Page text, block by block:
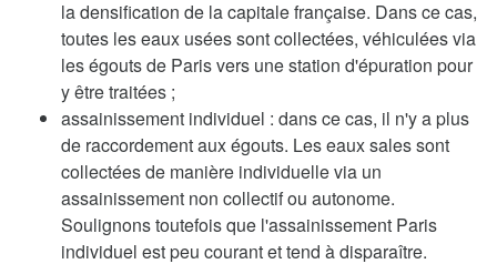
la densification de la capitale française. Dans ce cas,
toutes les eaux usées sont collectées, véhiculées via
les égouts de Paris vers une station d'épuration pour
y être traitées ;
assainissement individuel : dans ce cas, il n'y a plus
de raccordement aux égouts. Les eaux sales sont
collectées de manière individuelle via un
assainissement non collectif ou autonome.
Soulignons toutefois que l'assainissement Paris
individuel est peu courant et tend à disparaître.